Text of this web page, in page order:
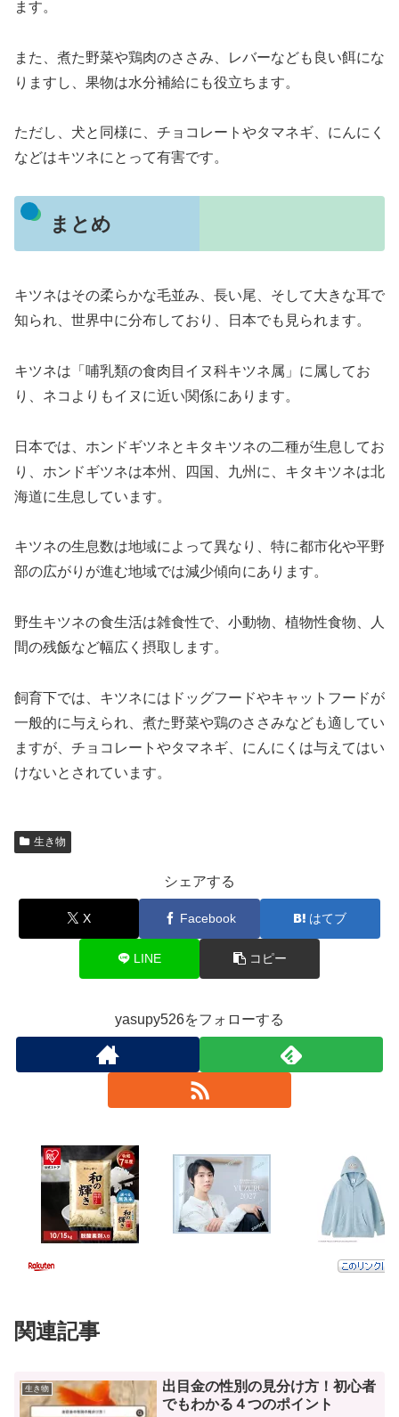
ます。
また、煮た野菜や鶏肉のささみ、レバーなども良い餌にな
りますし、果物は水分補給にも役立ちます。
ただし、犬と同様に、チョコレートやタマネギ、にんにく
などはキツネにとって有害です。
まとめ
キツネはその柔らかな毛並み、長い尾、そして大きな耳で
知られ、世界中に分布しており、日本でも見られます。
キツネは「哺乳類の食肉目イヌ科キツネ属」に属してお
り、ネコよりもイヌに近い関係にあります。
日本では、ホンドギツネとキタキツネの二種が生息してお
り、ホンドギツネは本州、四国、九州に、キタキツネは北
海道に生息しています。
キツネの生息数は地域によって異なり、特に都市化や平野
部の広がりが進む地域では減少傾向にあります。
野生キツネの食生活は雑食性で、小動物、植物性食物、人
間の残飯など幅広く摂取します。
飼育下では、キツネにはドッグフードやキャットフードが
一般的に与えられ、煮た野菜や鶏のささみなども適してい
ますが、チョコレートやタマネギ、にんにくは与えてはい
けないとされています。
生き物
シェアする
X Facebook はてブ
LINE コピー
yasupy526をフォローする
関連記事
生き物
出目金の性別の見分け方！初心者
でもわかる４つのポイント